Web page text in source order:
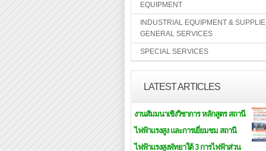
EQUIPMENT
INDUSTRIAL EQUIPMENT &
GENERAL SERVICES
SPECIAL SERVICES
LATEST ARTICLES
งานสัมมนาเชิงวิชาการ หลักสูตร สถานี
ไฟฟ้าแรงสูง และการเยี่ยมชม สถานี
ไฟฟ้าแรงสูงพัทยาใต้ 3 การไฟฟ้าส่วน